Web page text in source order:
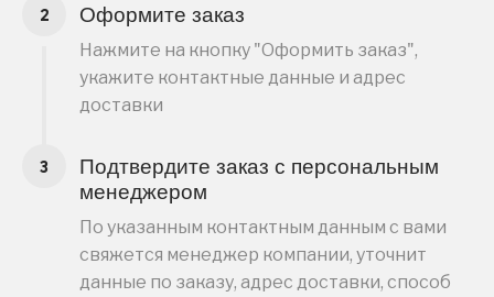
Оформите заказ
Нажмите на кнопку "Оформить заказ",
укажите контактные данные и адрес
доставки
Подтвердите заказ с персональным
менеджером
По указанным контактным данным с вами
свяжется менеджер компании, уточнит
данные по заказу, адрес доставки, способ